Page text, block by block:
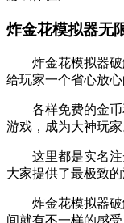
炸金花模拟器无
炸金花模拟器破
给玩家一个省心放心
各样免费的金币
游戏，成为大神玩家
这里都是实名注
大家提供了最极致的
炸金花模拟器破